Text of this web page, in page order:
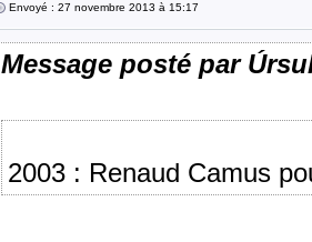
Envoyé : 27 novembre 2013 à 15:17
Message posté par
2003 : Renaud Camus